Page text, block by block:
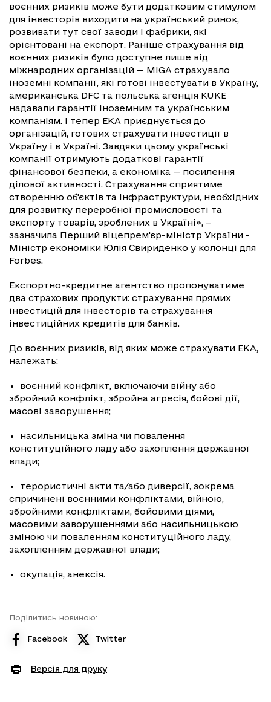
воєнних ризиків може бути додатковим стимулом
для інвесторів виходити на український ринок,
розвивати тут свої заводи і фабрики, які
орієнтовані на експорт. Раніше страхування від
воєнних ризиків було доступне лише від
міжнародних організацій — MIGA страхувало
іноземні компанії, які готові інвестувати в Україну,
американська DFC та польська агенція KUKE
надавали гарантії іноземним та українським
компаніям. І тепер ЕКА приєднується до
організацій, готових страхувати інвестиції в
Україну і в Україні. Завдяки цьому українські
компанії отримують додаткові гарантії
фінансової безпеки, а економіка — посилення
ділової активності. Страхування сприятиме
створенню об'єктів та інфраструктури, необхідних
для розвитку переробної промисловості та
експорту товарів, зроблених в Україні», –
зазначила Перший віцепрем'єр-міністр України -
Міністр економіки Юлія Свириденко у колонці для
Forbes.
Експортно-кредитне агентство пропонуватиме
два страхових продукти: страхування прямих
інвестицій для інвесторів та страхування
інвестиційних кредитів для банків.
До воєнних ризиків, від яких може страхувати ЕКА,
належать:
• воєнний конфлікт, включаючи війну або
збройний конфлікт, збройна агресія, бойові дії,
масові заворушення;
• насильницька зміна чи повалення
конституційного ладу або захоплення державної
влади;
• терористичні акти та/або диверсії, зокрема
спричинені воєнними конфліктами, війною,
збройними конфліктами, бойовими діями,
масовими заворушеннями або насильницькою
зміною чи поваленням конституційного ладу,
захопленням державної влади;
• окупація, анексія.
Поділитись новиною:
Facebook Twitter
Версія для друку